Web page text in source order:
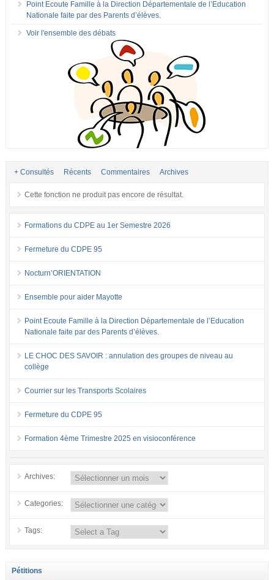
Point Ecoute Famille à la Direction Départementale de l’Education
Nationale faite par des Parents d’élèves.
Voir l'ensemble des débats
+ Consultés Récents Commentaires Archives
Cette fonction ne produit pas encore de résultat.
Formations du CDPE au 1er Semestre 2026
Fermeture du CDPE 95
Nocturn’ORIENTATION
Ensemble pour aider Mayotte
Point Ecoute Famille à la Direction Départementale de l’Education
Nationale faite par des Parents d’élèves.
LE CHOC DES SAVOIR : annulation des groupes de niveau au
collège
Courrier sur les Transports Scolaires
Fermeture du CDPE 95
Formation 4ème Trimestre 2025 en visioconférence
Archives:
Categories:
Tags:
Pétitions